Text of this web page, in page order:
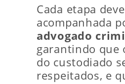
Cada etapa
acompanhada
advogado
garantindo que
do custodiado
respeitados, e